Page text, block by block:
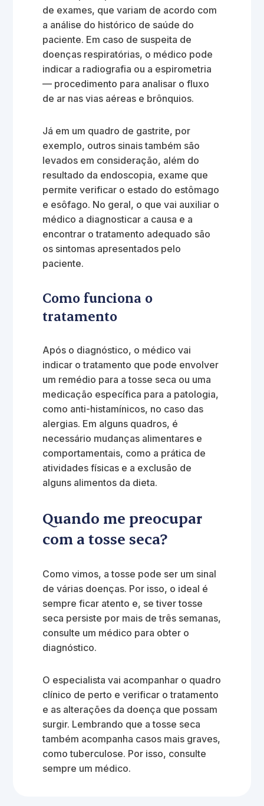
de exames, que variam de acordo com
a análise do histórico de saúde do
paciente. Em caso de suspeita de
doenças respiratórias, o médico pode
indicar a radiografia ou a espirometria
— procedimento para analisar o fluxo
de ar nas vias aéreas e brônquios.
Já em um quadro de gastrite, por
exemplo, outros sinais também são
levados em consideração, além do
resultado da endoscopia, exame que
permite verificar o estado do estômago
e esôfago. No geral, o que vai auxiliar o
médico a diagnosticar a causa e a
encontrar o tratamento adequado são
os sintomas apresentados pelo
paciente.
Como funciona o
tratamento
Após o diagnóstico, o médico vai
indicar o tratamento que pode envolver
um remédio para a tosse seca ou uma
medicação específica para a patologia,
como anti-histamínicos, no caso das
alergias. Em alguns quadros, é
necessário mudanças alimentares e
comportamentais, como a prática de
atividades físicas e a exclusão de
alguns alimentos da dieta.
Quando me preocupar
com a tosse seca?
Como vimos, a tosse pode ser um sinal
de várias doenças. Por isso, o ideal é
sempre ficar atento e, se tiver tosse
seca persiste por mais de três semanas,
consulte um médico para obter o
diagnóstico.
O especialista vai acompanhar o quadro
clínico de perto e verificar o tratamento
e as alterações da doença que possam
surgir. Lembrando que a tosse seca
também acompanha casos mais graves,
como tuberculose. Por isso, consulte
sempre um médico.